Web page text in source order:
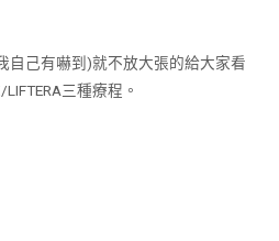
自己有嚇到)就不放大張的給大家看
三種療程。